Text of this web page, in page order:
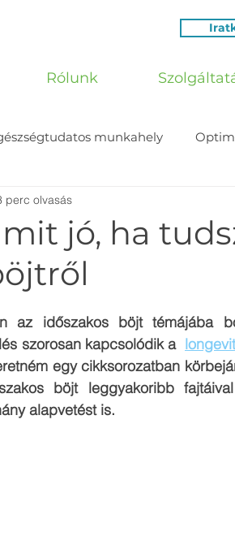
Rólunk
munkahely
jó, ha
perc olvasás
az időszakos böjt témájába
szorosan kapcsolódik a
egy cikksorozatban
böjt leggyakoribb
alapvetést is.